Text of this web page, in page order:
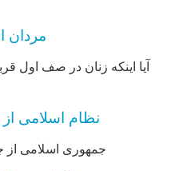
مردان
آیا اینکه زنان در صف اول
نظام اسلامی
جمهوری اسلامی از